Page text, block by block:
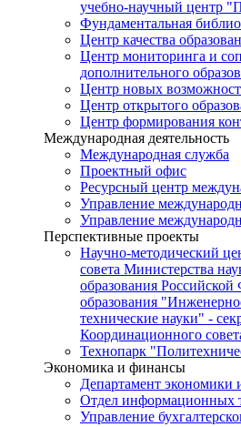
учебно-научный центр
Фундаментальная
Центр качества
Центр мониторинга и
дополнительного
Центр новых
Центр открытого
Центр формирования
Международная деятельность
Международная служба
Проектный офис
Ресурсный центр
Управление
Управление
Перспективные проекты
Научно-методический
совета Министерства
образования
образования
технические науки" -
Координационного
Технопарк
Экономика и финансы
Департамент экономики
Отдел информационных
Управление